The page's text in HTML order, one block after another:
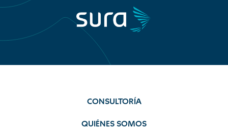
CONSULTORÍA
QUIÉNES SOMOS